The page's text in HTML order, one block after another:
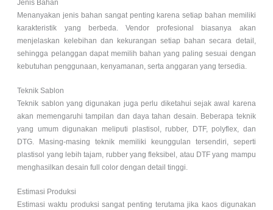
Jenis Bahan
Menanyakan jenis bahan sangat penting karena setiap bahan memiliki
karakteristik yang berbeda. Vendor profesional biasanya akan
menjelaskan kelebihan dan kekurangan setiap bahan secara detail,
sehingga pelanggan dapat memilih bahan yang paling sesuai dengan
kebutuhan penggunaan, kenyamanan, serta anggaran yang tersedia.
Teknik Sablon
Teknik sablon yang digunakan juga perlu diketahui sejak awal karena
akan memengaruhi tampilan dan daya tahan desain. Beberapa teknik
yang umum digunakan meliputi plastisol, rubber, DTF, polyflex, dan
DTG. Masing-masing teknik memiliki keunggulan tersendiri, seperti
plastisol yang lebih tajam, rubber yang fleksibel, atau DTF yang mampu
menghasilkan desain full color dengan detail tinggi.
Estimasi Produksi
Estimasi waktu produksi sangat penting terutama jika kaos digunakan